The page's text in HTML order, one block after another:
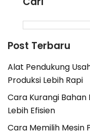
Post Terbaru
Alat Pendukung
Produksi Lebih Rapi
Cara Kurangi
Lebih Efisien
Cara Memilih Mesin